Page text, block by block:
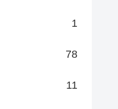
1
78
11